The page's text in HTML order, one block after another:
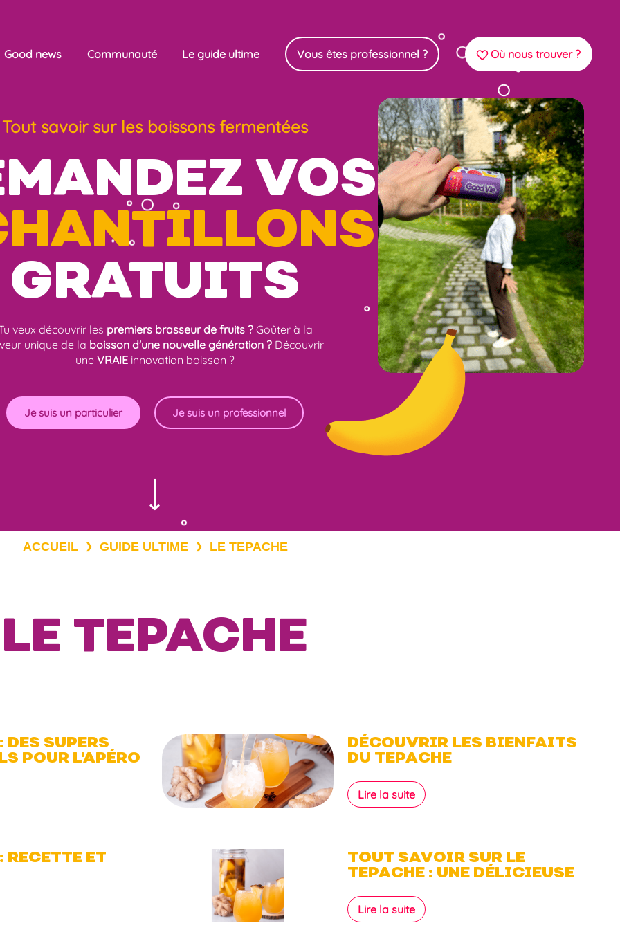
Good news Communauté Le guide ultime Vous êtes professionnel ? Où nous trouver ?
Tout savoir sur les boissons fermentées
VOS
GRATUITS
veux découvrir les premiers brasseur de fruits ? Goûter à la
unique de la boisson d'une nouvelle génération ? Découvrir
une VRAIE innovation boisson ?
Je suis un particulier Je suis un professionnel
ACCUEIL ❯ GUIDE ULTIME ❯ LE TEPACHE
LE TEPACHE
DES SUPERS
POUR L'APÉRO
DÉCOUVRIR LES BIENFAITS
DU TEPACHE
Lire la suite
RECETTE ET
TOUT SAVOIR SUR LE
TEPACHE : UNE DÉLICIEUSE
Lire la suite